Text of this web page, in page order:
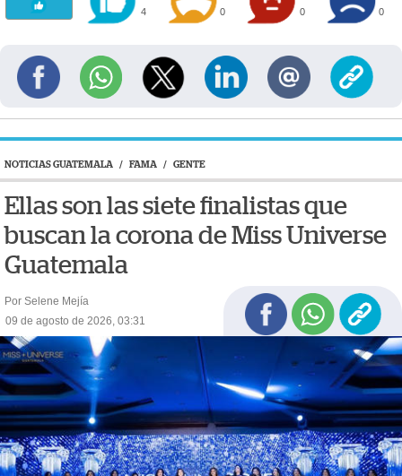
4 0 0 0
NOTICIAS GUATEMALA / FAMA / GENTE
Ellas son las siete finalistas que
buscan la corona de Miss Universe
Guatemala
Por Selene Mejía
09 de agosto de 2026, 03:31